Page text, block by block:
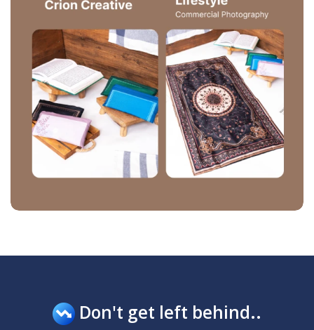
Don't get left behind..